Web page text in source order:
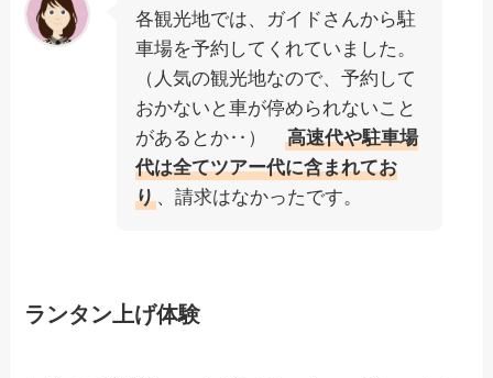
各観光地では、ガイドさんから駐
車場を予約してくれていました。
（人気の観光地なので、予約して
おかないと車が停められないこと
があるとか‥）高速代や駐車場
代は全てツアー代に含まれてお
り、請求はなかったです。
ランタン上げ体験